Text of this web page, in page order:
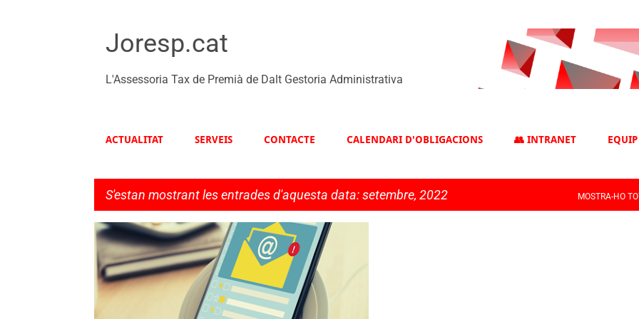
Joresp.cat
L'Assessoria Tax de Premià de Dalt Gestoria Administrativa
ACTUALITAT SERVEIS CONTACTE CALENDARI D'OBLIGACIONS 👥 INTRANET EQUIP
S'estan mostrant les entrades d'aquesta data: setembre, 2022 MOSTRA-HO
E
n
t
r
EMPRESA TAXINFORMA